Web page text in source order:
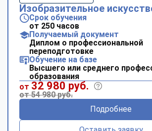
Изобразительное
Срок обучения
от 250 часов
Получаемый документ
Диплом о профессиональной
переподготовке
Обучение на базе
Высшего или среднего
образования
от 32 980 руб.
от 54 980 руб.
Подробнее